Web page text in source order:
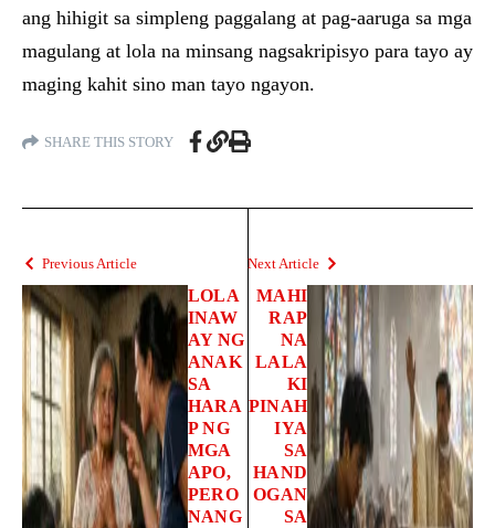
ang hihigit sa simpleng paggalang at pag-aaruga sa mga
magulang at lola na minsang nagsakripisyo para tayo ay
maging kahit sino man tayo ngayon.
SHARE THIS STORY
Previous Article
LOLA
INAW
AY NG
ANAK
SA
HARA
P NG
MGA
APO,
PERO
NANG
Next Article
MAHI
RAP
NA
LALA
KI
PINAH
IYA
SA
HAND
OGAN
SA